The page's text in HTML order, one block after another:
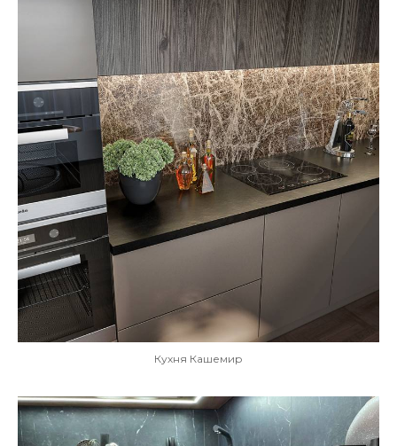
Кухня Кашемир